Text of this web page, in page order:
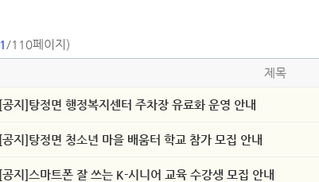
1 /110페이지)
제목
[공지]탕정면 행정복지센터 주차장 유료화 운영 안내
[공지]탕정면 청소년 마을 배움터 학교 참가 모집 안내
[공지]스마트폰 잘 쓰는 K-시니어 교육 수강생 모집 안내